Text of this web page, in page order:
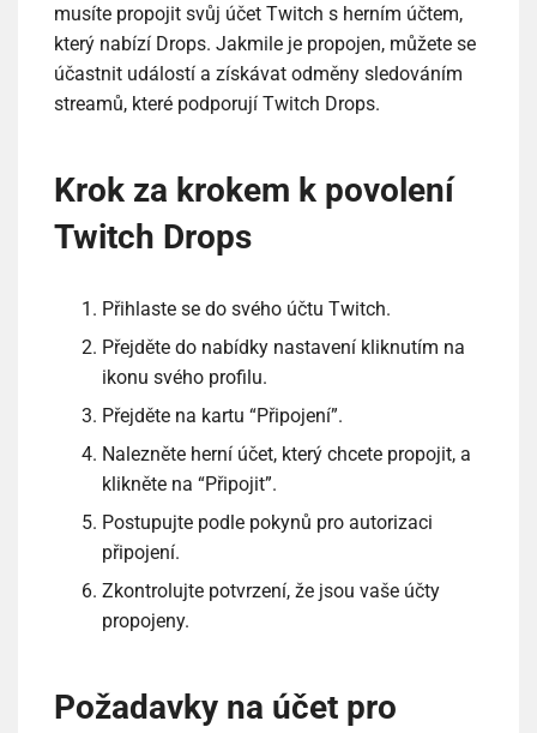
musíte propojit svůj účet Twitch s herním účtem,
který nabízí Drops. Jakmile je propojen, můžete se
účastnit událostí a získávat odměny sledováním
streamů, které podporují Twitch Drops.
Krok za krokem k povolení
Twitch Drops
Přihlaste se do svého účtu Twitch.
Přejděte do nabídky nastavení kliknutím na
ikonu svého profilu.
Přejděte na kartu “Připojení”.
Nalezněte herní účet, který chcete propojit, a
klikněte na “Připojit”.
Postupujte podle pokynů pro autorizaci
připojení.
Zkontrolujte potvrzení, že jsou vaše účty
propojeny.
Požadavky na účet pro